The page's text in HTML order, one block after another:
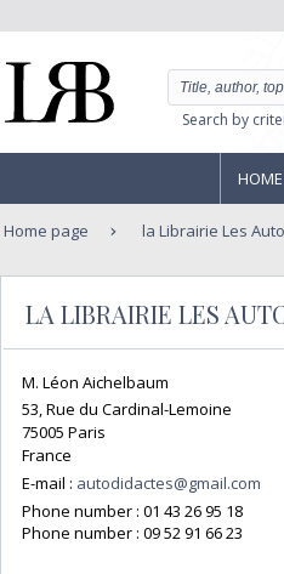
Search by
Home page la Librairie Les
LA LIBRAIRIE LES
M. Léon Aichelbaum
53, Rue du Cardinal-Lemoine
75005 Paris
France
E-mail : autodidactes@gmail.com
Phone number : 01 43 26 95 18
Phone number : 09 52 91 66 23